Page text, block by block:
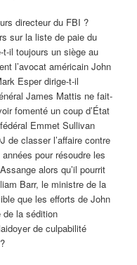
directeur du FBI ?
sur la liste de paie du
t-il toujours un siège au
l’avocat américain John
Esper dirige-t-il
James Mattis ne fait-
fomenté un coup d’État
Emmet Sullivan
de classer l’affaire contre
pour résoudre les
alors qu’il pourrit
Barr, le ministre de la
que les efforts de John
de la sédition
de culpabilité
?